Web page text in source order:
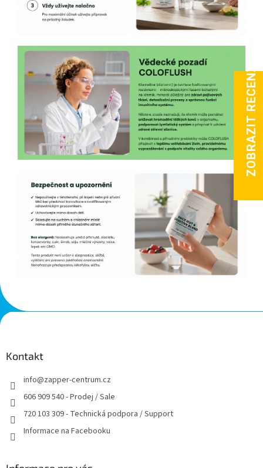
Z
á
Kontakt
info@zapper-centrum.cz
606 909 540 - Prodej / Sale
720 103 309 - Technická podpora / Support
Informace na Facebooku